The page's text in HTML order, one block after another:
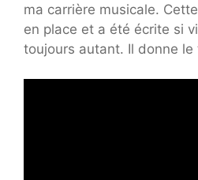
ma carrière musicale.
en place et a été écrite si
toujours autant. Il donne